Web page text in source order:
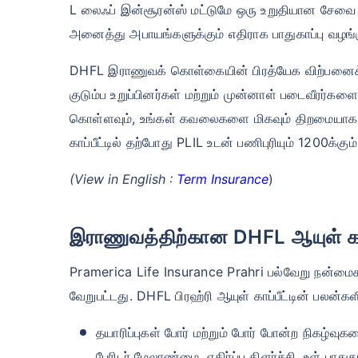
L லைஃப் இன்சூரன்ஸ் மட்டுமே ஒரு உறுதியான
அனைத்து அபாயங்களுக்கும் எதிராக பாதுகாப்பு
DHFL இராணுவக் கொள்கையின் பிரத்யேக விற்பனைக்
குடும்ப உறுப்பினர்கள் மற்றும் முன்னாள்
கொள்ளவும், உங்கள் கவலைகளை மிகவும் திறமையாக
காப்பீட்டில் தற்போது PLIL உடன் பணிபுரியும்
(View in English : Term Insurance)
இராணுவத்திற்கான DHFL
Pramerica Life Insurance Prahri பல்வேறு
வேறுபட்டது. DHFL பிரஹ்ரி ஆயுள் காப்பீட்டின்
தயாரிப்புகள் போர் மற்றும் போர் போன்ற